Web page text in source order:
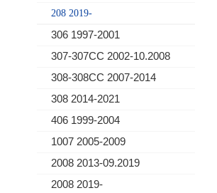
208 2019-
306 1997-2001
307-307CC 2002-10.2008
308-308CC 2007-2014
308 2014-2021
406 1999-2004
1007 2005-2009
2008 2013-09.2019
2008 2019-